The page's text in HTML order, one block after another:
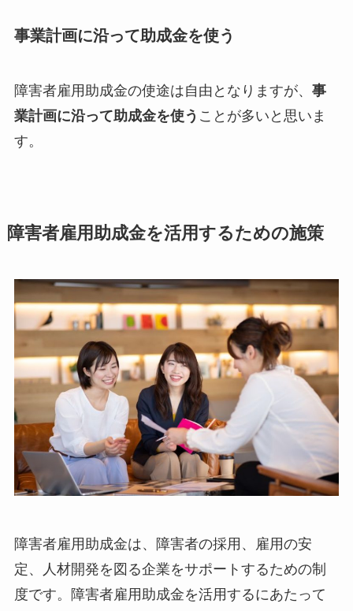
事業計画に沿って助成金を使う
障害者雇用助成金の使途は自由となりますが、 事
業計画に沿って助成金を使う ことが多いと思いま
す。
障害者雇用助成金を活用するための施策
障害者雇用助成金は、障害者の採用、雇用の安
定、人材開発を図る企業をサポートするための制
度です。障害者雇用助成金を活用するにあたって